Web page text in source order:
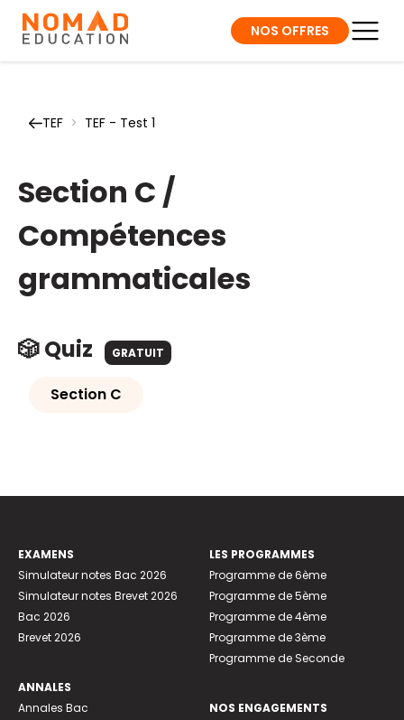
NOS OFFRES
TEF > TEF - Test 1
Section C /
Compétences
grammaticales
🎲 Quiz GRATUIT
Section C
EXAMENS
Simulateur notes Bac 2026
Simulateur notes Brevet 2026
Bac 2026
Brevet 2026
ANNALES
Annales Bac
LES PROGRAMMES
Programme de 6ème
Programme de 5ème
Programme de 4ème
Programme de 3ème
Programme de Seconde
NOS ENGAGEMENTS